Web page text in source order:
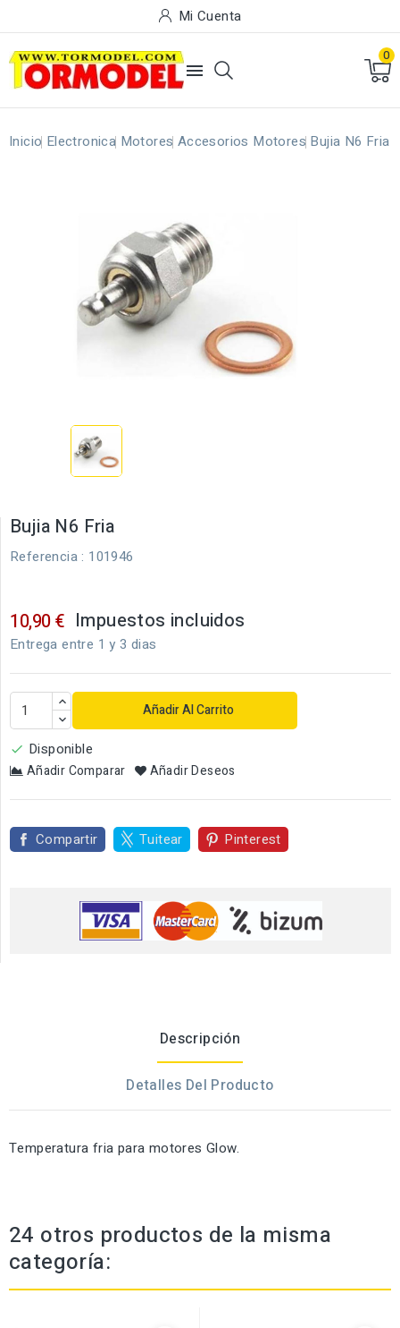
Mi Cuenta

0
Inicio Electronica Motores Accesorios Motores Bujia N6 Fria
Bujia N6 Fria
Referencia : 101946
10,90 € Impuestos incluidos
Entrega entre 1 y 3 dias
Añadir Al Carrito
 Disponible
Añadir Comparar Añadir Deseos
Compartir Tuitear Pinterest
Descripción
Detalles Del Producto
Temperatura fria para motores Glow.
24 otros productos de la misma
categoría: